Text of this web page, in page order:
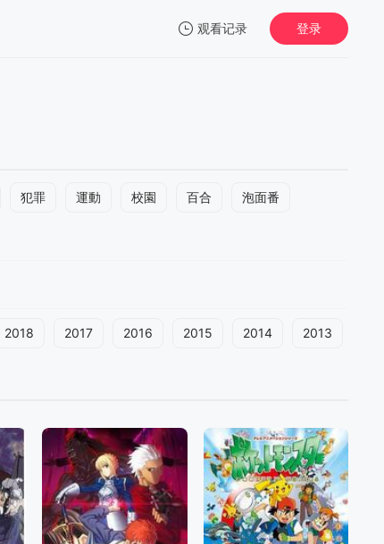
观看记录 登录
犯罪 運動 校園 百合 泡面番
2018 2017 2016 2015 2014 2013